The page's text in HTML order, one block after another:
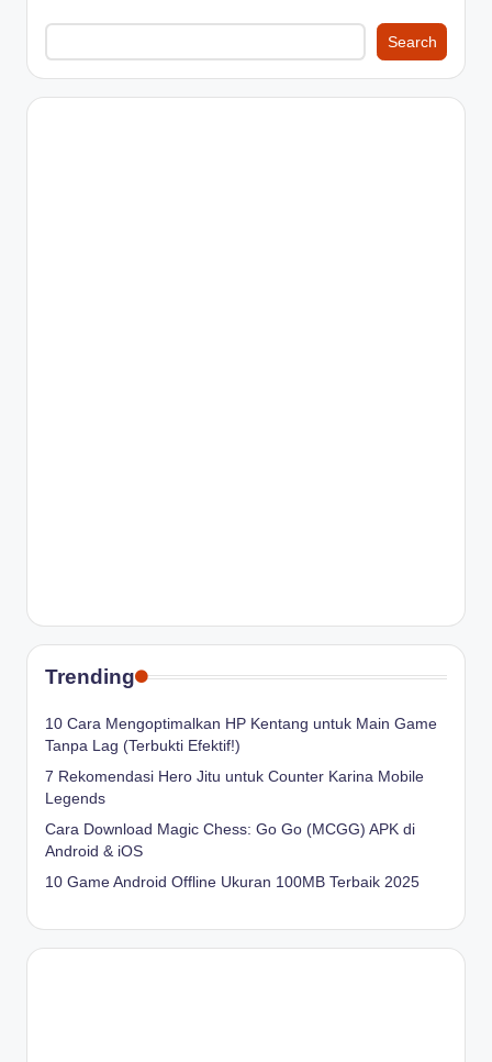
Search
Trending
10 Cara Mengoptimalkan HP Kentang untuk Main Game
Tanpa Lag (Terbukti Efektif!)
7 Rekomendasi Hero Jitu untuk Counter Karina Mobile
Legends
Cara Download Magic Chess: Go Go (MCGG) APK di
Android & iOS
10 Game Android Offline Ukuran 100MB Terbaik 2025